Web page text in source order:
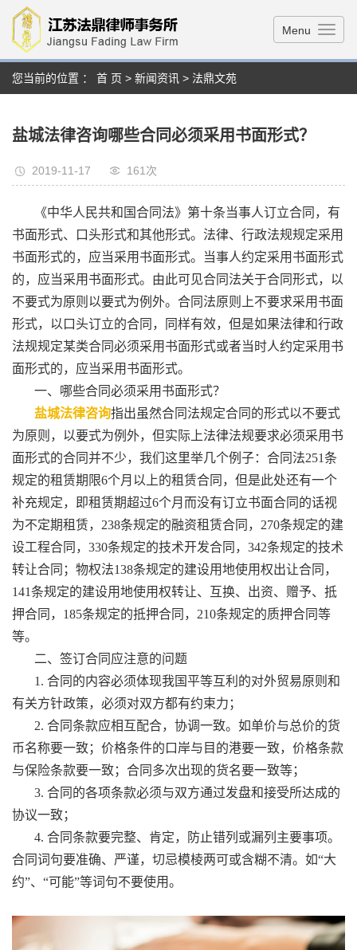
Menu
您当前的位置 ： 首 页 > 新闻资讯 > 法鼎文苑
盐城法律咨询哪些合同必须采用书面形式？
2019-11-17 161次
《中华人民共和国合同法》第十条当事人订立合同，有
书面形式、口头形式和其他形式。法律、行政法规规定采用
书面形式的，应当采用书面形式。当事人约定采用书面形式
的，应当采用书面形式。由此可见合同法关于合同形式，以
不要式为原则以要式为例外。合同法原则上不要求采用书面
形式，以口头订立的合同，同样有效，但是如果法律和行政
法规规定某类合同必须采用书面形式或者当时人约定采用书
面形式的，应当采用书面形式。
一、哪些合同必须采用书面形式？
盐城法律咨询指出虽然合同法规定合同的形式以不要式
为原则，以要式为例外，但实际上法律法规要求必须采用书
面形式的合同并不少，我们这里举几个例子：合同法251条
规定的租赁期限6个月以上的租赁合同，但是此处还有一个
补充规定，即租赁期超过6个月而没有订立书面合同的话视
为不定期租赁，238条规定的融资租赁合同，270条规定的建
设工程合同，330条规定的技术开发合同，342条规定的技术
转让合同；物权法138条规定的建设用地使用权出让合同，
141条规定的建设用地使用权转让、互换、出资、赠予、抵
押合同，185条规定的抵押合同，210条规定的质押合同等
等。
二、签订合同应注意的问题
1. 合同的内容必须体现我国平等互利的对外贸易原则和
有关方针政策，必须对双方都有约束力；
2. 合同条款应相互配合，协调一致。如单价与总价的货
币名称要一致；价格条件的口岸与目的港要一致，价格条款
与保险条款要一致；合同多次出现的货名要一致等；
3. 合同的各项条款必须与双方通过发盘和接受所达成的
协议一致；
4. 合同条款要完整、肯定，防止错列或漏列主要事项。
合同词句要准确、严谨，切忌模棱两可或含糊不清。如“大
约”、“可能”等词句不要使用。